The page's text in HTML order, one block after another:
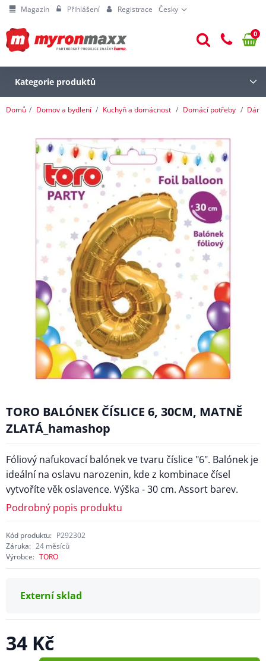
Magazín Přihlášení Registrace Česky
0
Kategorie produktů
Domů Domov a bydlení Kuchyň a domácnost Domácí potřeby
TORO BALÓNEK ČÍSLICE 6, 30CM, MATNĚ
ZLATÁ_hamashop
Fóliový nafukovací balónek ve tvaru číslice "6". Balónek je
ideální na oslavu narozenin, kde z kombinace čísel
vytvoříte věk oslavence. Výška - 30 cm. Assort barev.
Podrobný popis produktu
Kód produktu: P292302
Záruka: 24 měsíců
Výrobce: TORO
Externí sklad
34 Kč